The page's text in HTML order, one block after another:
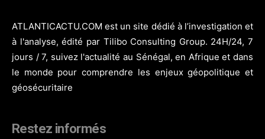
ATLANTICACTU.COM est un site dédié à l’investigation et
à l'analyse, édité par Tilibo Consulting Group. 24H/24, 7
jours / 7, suivez l'actualité au Sénégal, en Afrique et dans
le monde pour comprendre les enjeux géopolitique et
géosécuritaire
Restez informés